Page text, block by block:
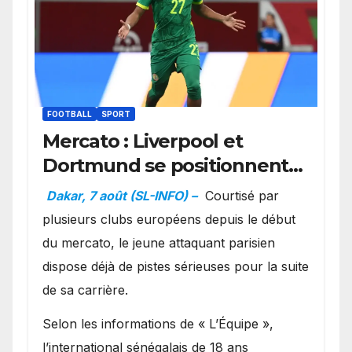
FOOTBALL SPORT
Mercato : Liverpool et
Dortmund se positionnent
en favoris pour recruter
Ibrahim Mbaye
Dakar, 7 août (SL-INFO) – Courtisé par
plusieurs clubs européens depuis le début
du mercato, le jeune attaquant parisien
dispose déjà de pistes sérieuses pour la suite
de sa carrière.
Selon les informations de « L’Équipe »,
l’international sénégalais de 18 ans